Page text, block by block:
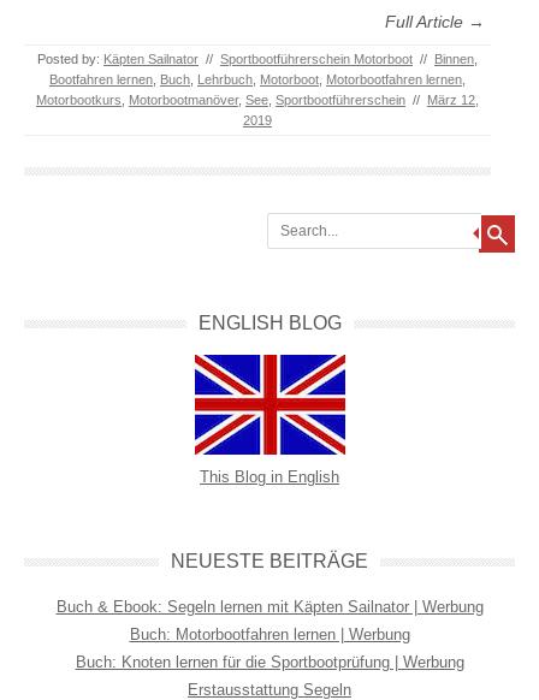
Full Article →
Posted by: Käpten Sailnator // Sportbootführerschein Motorboot // Binnen
Bootfahren lernen Buch Lehrbuch Motorboot Motorbootfahren lernen
Motorbootkurs
Motorbootmanöver, See Sportbootführerschein // März 12,
2019
Search
ENGLISH BLOG
This Blog in English
NEUESTE BEITRÄGE
Buch & Ebook: Segeln lernen mit Käpten Sailnator | Werbung
Buch: Motorbootfahren lernen | Werbung
Buch: Knoten lernen für die Sportbootprüfung | Werbung
Erstausstattung Segeln